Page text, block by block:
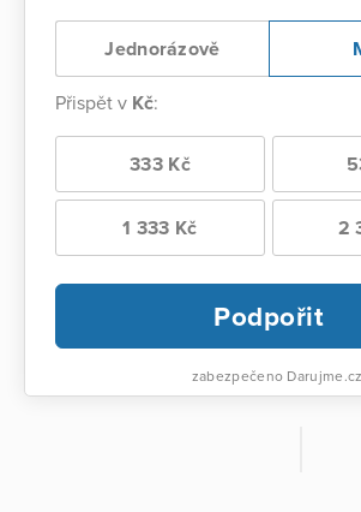
Jednorázově
Přispět v Kč:
333 Kč
1 333 Kč 2
Podpořit
zabezpečeno Darujme.cz